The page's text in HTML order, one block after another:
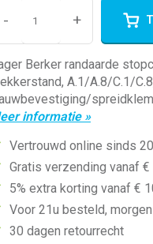
- +
Berker randaarde
A.1/A.8/C.1/
informatie »
Vertrouwd online sinds
Gratis verzending vanaf €
5% extra korting vanaf €
Voor 21u besteld,
30 dagen retourrecht